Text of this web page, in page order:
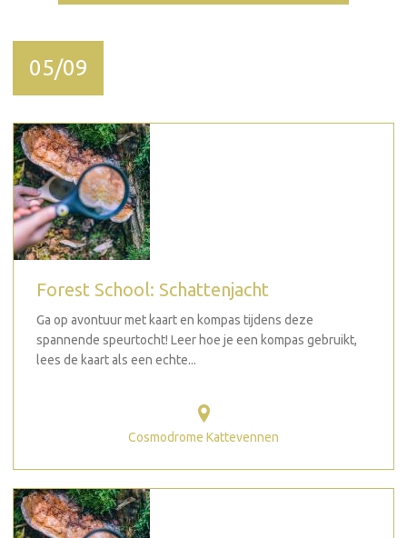
05/09
Forest School: Schattenjacht
Ga op avontuur met kaart en kompas tijdens deze
spannende speurtocht! Leer hoe je een kompas gebruikt,
lees de kaart als een echte...
Cosmodrome Kattevennen